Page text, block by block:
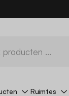
Ruimtes